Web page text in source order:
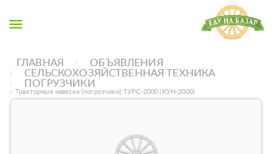
menu
ГЛАВНАЯ
ОБЪЯВЛЕНИЯ
СЕЛЬСКОХОЗЯЙСТВЕННАЯ ТЕХНИКА
ПОГРУЗЧИКИ
Тракторные навески (погрузчики) ТУРС-2000 (КУН-2000)